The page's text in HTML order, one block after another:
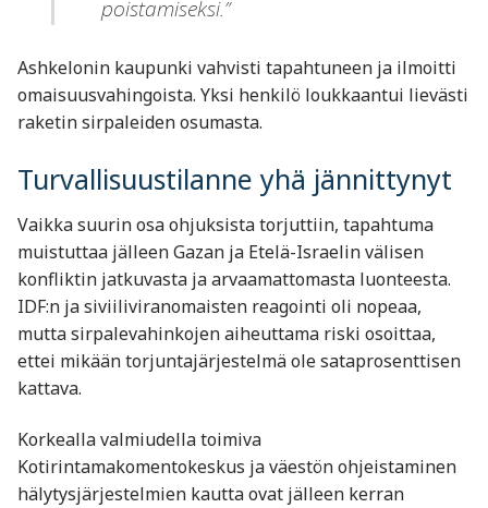
poistamiseksi.”
Ashkelonin kaupunki vahvisti tapahtuneen ja ilmoitti
omaisuusvahingoista. Yksi henkilö loukkaantui lievästi
raketin sirpaleiden osumasta.
Turvallisuustilanne yhä jännittynyt
Vaikka suurin osa ohjuksista torjuttiin, tapahtuma
muistuttaa jälleen Gazan ja Etelä-Israelin välisen
konfliktin jatkuvasta ja arvaamattomasta luonteesta.
IDF:n ja siviiliviranomaisten reagointi oli nopeaa,
mutta sirpalevahinkojen aiheuttama riski osoittaa,
ettei mikään torjuntajärjestelmä ole sataprosenttisen
kattava.
Korkealla valmiudella toimiva
Kotirintamakomentokeskus ja väestön ohjeistaminen
hälytysjärjestelmien kautta ovat jälleen kerran